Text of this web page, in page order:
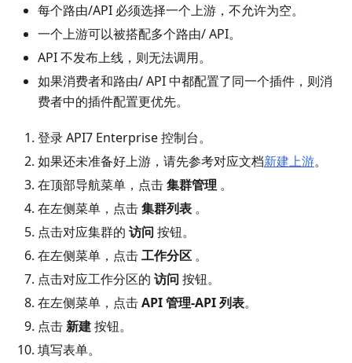
每个路由/API 必须选择一个上游，不允许为空。
一个上游可以被搭配多个路由/ API。
API 不发布上线，则无法调用。
如果消费者和路由/ API 中都配置了同一个插件，则消
费者中的插件配置更优先。
登录 API7 Enterprise 控制台。
如果还未准备好上游，请先参考对应文档新建上游。
在顶部导航菜单，点击集群管理 。
在左侧菜单，点击集群列表 。
点击对应集群的 访问 按钮。
在左侧菜单，点击工作分区 。
点击对应工作分区的 访问 按钮。
在左侧菜单，点击API 管理-API 列表。
点击新建按钮。
填写表单。